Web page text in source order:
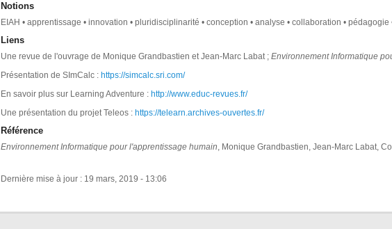
Notions
EIAH • apprentissage • innovation • pluridisciplinarité • conception • analyse • collaboration •
Liens
Une revue de l'ouvrage de Monique Grandbastien et Jean-Marc Labat ; Environnement Informatique
Présentation de SImCalc : https://simcalc.sri.com/
En savoir plus sur Learning Adventure : http://www.educ-revues.fr/
Une présentation du projet Teleos : https://telearn.archives-ouvertes.fr/
Référence
Environnement Informatique pour l'apprentissage humain, Monique Grandbastien, Jean-Marc Labat,
Dernière mise à jour : 19 mars, 2019 - 13:06